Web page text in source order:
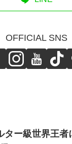
OFFICIAL SNS
ター級世界王